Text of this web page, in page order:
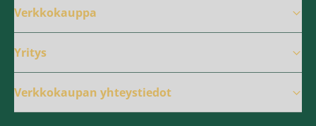
Verkkokauppa
Yritys
Verkkokaupan yhteystiedot